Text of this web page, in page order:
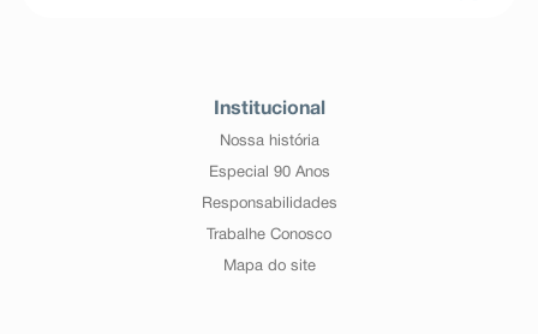
Institucional
Nossa história
Especial 90 Anos
Responsabilidades
Trabalhe Conosco
Mapa do site